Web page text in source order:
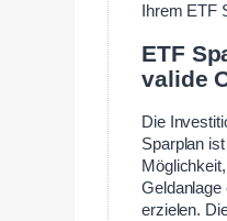
Ihrem ETF
ETF
valide
Die
Sparplan
Geldanlage
erzielen.